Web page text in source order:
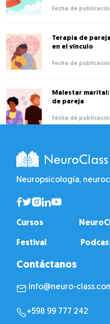
Terapia de
en el vínculo
Malestar
de pareja
Neuropsicología,
Cursos
Festival
Contáctanos
info@neuro-
+598 99 777 242